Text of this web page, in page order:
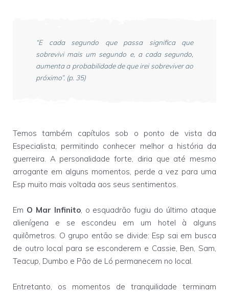
“E cada segundo que passa significa que
sobrevivi mais um segundo e, a cada segundo,
aumenta a probabilidade de que irei sobreviver ao
próximo”. (p. 35)
Temos também capítulos sob o ponto de vista da
Especialista, permitindo conhecer melhor a história da
guerreira. A personalidade forte, diria que até mesmo
arrogante em alguns momentos, perde a vez para uma
Esp muito mais voltada aos seus sentimentos.
Em O Mar Infinito, o esquadrão fugiu do último ataque
alienígena e se escondeu em um hotel à alguns
quilômetros. O grupo então se divide: Esp sai em busca
de outro local para se esconderem e Cassie, Ben, Sam,
Teacup, Dumbo e Pão de Ló permanecem no local.
Entretanto, os momentos de tranquilidade terminam